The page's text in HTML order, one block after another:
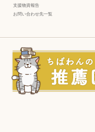
支援物資報告
お問い合わせ先一覧